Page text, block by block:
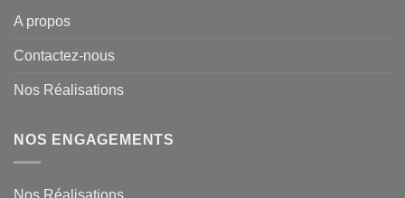
A propos
Contactez-nous
Nos Réalisations
NOS ENGAGEMENTS
Nos Réalisations